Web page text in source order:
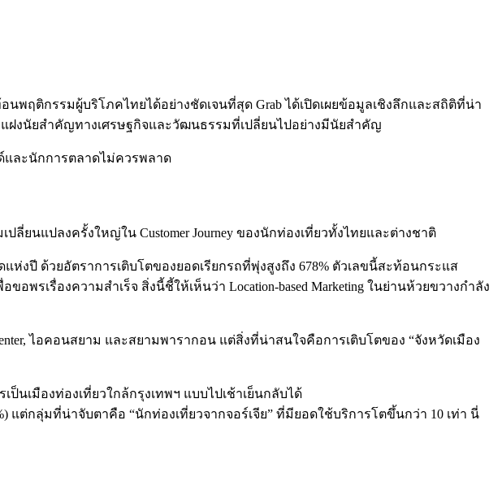
พฤติกรรมผู้บริโภคไทยได้อย่างชัดเจนที่สุด Grab ได้เปิดเผยข้อมูลเชิงลึกและสถิติที่น่า
ยังแฝงนัยสำคัญทางเศรษฐกิจและวัฒนธรรมที่เปลี่ยนไปอย่างมีนัยสำคัญ
และนักการตลาดไม่ควรพลาด
ลี่ยนแปลงครั้งใหญ่ใน Customer Journey ของนักท่องเที่ยวทั้งไทยและต่างชาติ
ห่งปี ด้วยอัตราการเติบโตของยอดเรียกรถที่พุ่งสูงถึง 678% ตัวเลขนี้สะท้อนกระแส
พรเรื่องความสำเร็จ สิ่งนี้ชี้ให้เห็นว่า Location-based Marketing ในย่านห้วยขวางกำลัง
ไอคอนสยาม และสยามพารากอน แต่สิ่งที่น่าสนใจคือการเติบโตของ “จังหวัดเมือง
ป็นเมืองท่องเที่ยวใกล้กรุงเทพฯ แบบไปเช้าเย็นกลับได้
แต่กลุ่มที่น่าจับตาคือ “นักท่องเที่ยวจากจอร์เจีย” ที่มียอดใช้บริการโตขึ้นกว่า 10 เท่า นี่